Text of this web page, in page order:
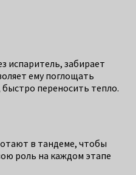
испаритель, забирает
ему поглощать
переносить тепло.
в тандеме, чтобы
роль на каждом этапе